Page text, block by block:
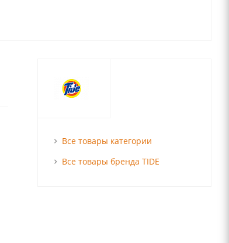
Все товары категории
Все товары бренда TIDE